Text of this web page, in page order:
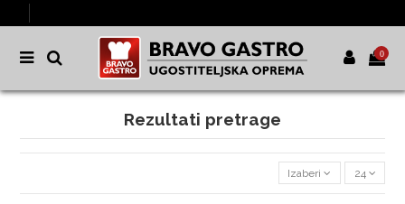
0
Rezultati pretrage
Izaberi 24